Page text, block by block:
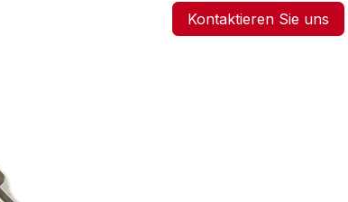
Kontaktieren Sie uns